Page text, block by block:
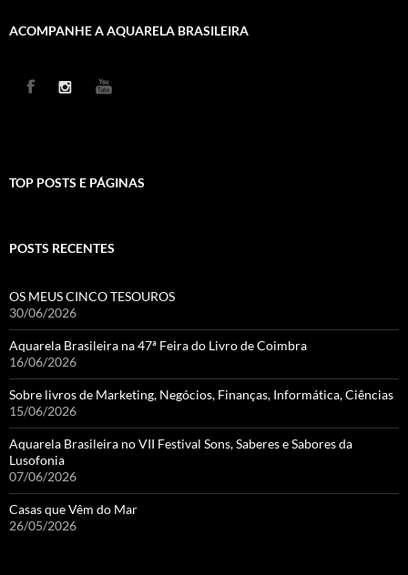
ACOMPANHE A AQUARELA BRASILEIRA
TOP POSTS E PÁGINAS
POSTS RECENTES
OS MEUS CINCO TESOUROS
30/06/2026
Aquarela Brasileira na 47ª Feira do Livro de Coimbra
16/06/2026
Sobre livros de Marketing, Negócios, Finanças, Informática, Ciências
15/06/2026
Aquarela Brasileira no VII Festival Sons, Saberes e Sabores da
Lusofonia
07/06/2026
Casas que Vêm do Mar
26/05/2026